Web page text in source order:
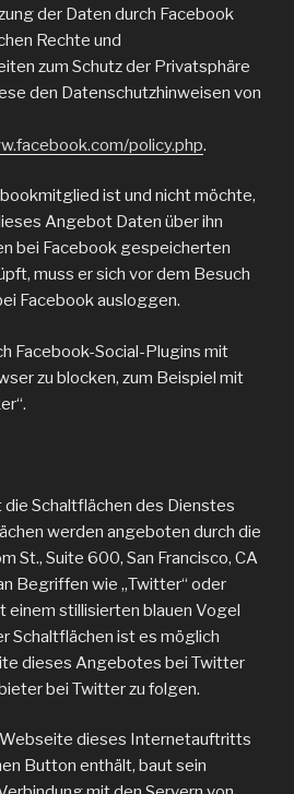
der Daten durch Facebook
Rechte und
zum Schutz der Privatsphäre
den Datenschutzhinweisen von
policy.php.
ist und nicht möchte,
Angebot Daten über ihn
bei Facebook gespeicherten
muss er sich vor dem Besuch
Facebook ausloggen.
Facebook-Social-Plugins mit
zu blocken, zum Beispiel mit
Schaltflächen des Dienstes
werden angeboten durch die
St., Suite 600, San Francisco, CA
Begriffen wie „Twitter“ oder
einem stillisierten blauen Vogel
Schaltflächen ist es möglich
dieses Angebotes bei Twitter
bei Twitter zu folgen.
dieses Internetauftritts
Button enthält, baut sein